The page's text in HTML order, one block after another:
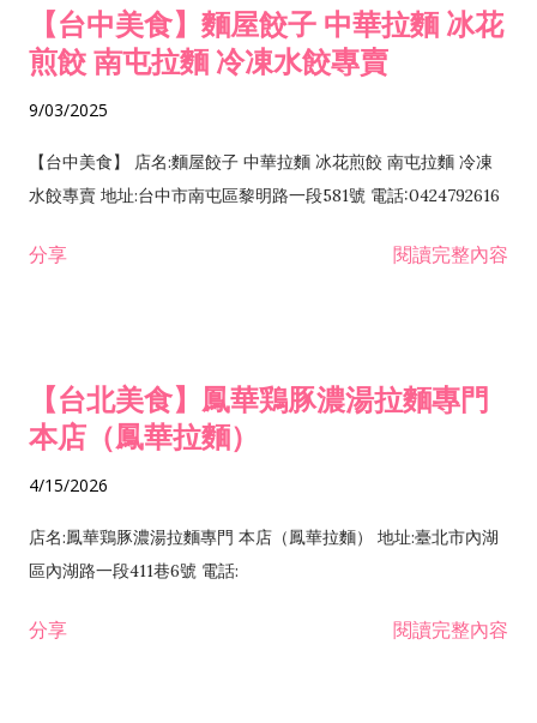
【台中美食】麵屋餃子 中華拉麵 冰花
煎餃 南屯拉麵 冷凍水餃專賣
9/03/2025
【台中美食】 店名:麵屋餃子 中華拉麵 冰花煎餃 南屯拉麵 冷凍
水餃專賣 地址:台中市南屯區黎明路一段581號 電話:0424792616
分享 閱讀完整內容
【台北美食】鳳華鶏豚濃湯拉麵專門
本店（鳳華拉麵）
4/15/2026
店名:鳳華鶏豚濃湯拉麵專門 本店（鳳華拉麵） 地址:臺北市內湖
區內湖路一段411巷6號 電話:
分享 閱讀完整內容